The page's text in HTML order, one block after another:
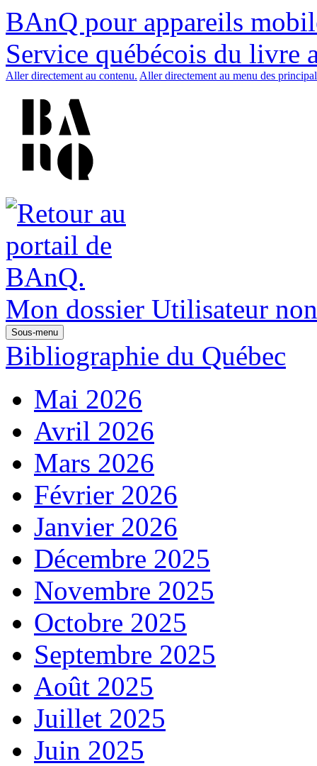
BAnQ pour appareils
Service québécois du livre
Aller directement au contenu. Aller directement au menu des
Mon dossier Utilisateur
Sous-menu
Bibliographie du Québec
Mai 2026
Avril 2026
Mars 2026
Février 2026
Janvier 2026
Décembre 2025
Novembre 2025
Octobre 2025
Septembre 2025
Août 2025
Juillet 2025
Juin 2025